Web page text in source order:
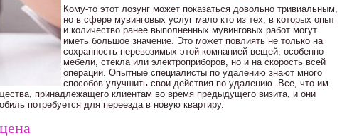
Кому-то этот лозунг может показаться довольно тривиальным,
но в сфере мувинговых услуг мало кто из тех, в которых опыт
и количество ранее выполненных мувинговых работ могут
иметь большое значение. Это может повлиять не только на
сохранность перевозимых этой компанией вещей, особенно
мебели, стекла или электроприборов, но и на скорость всей
операции. Опытные специалисты по удалению знают много
способов улучшить свои действия по удалению. Все, что им
принадлежащего клиентам во время предыдущего визита, и они
потребуется для переезда в новую квартиру.